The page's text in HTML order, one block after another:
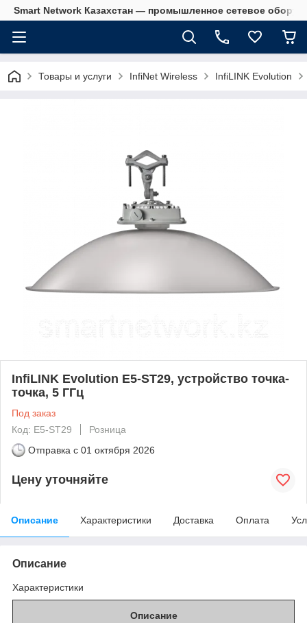
Smart Network Казахстан — промышленное сетевое
Товары и услуги InfiNet Wireless InfiLINK Evolution
InfiLINK Evolution E5-ST29, устройство точка-
точка, 5 ГГц
Под заказ
Код: E5-ST29
Розница
Отправка с 01 октября 2026
Цену уточняйте
Описание Характеристики Доставка Оплата
Описание
Характеристики
Описание